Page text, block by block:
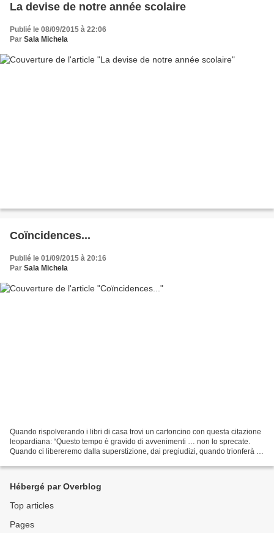
La devise de notre année scolaire
Publié le 08/09/2015 à 22:06
Par Sala Michela
Coïncidences...
Publié le 01/09/2015 à 20:16
Par Sala Michela
Quando rispolverando i libri di casa trovi un cartoncino con questa citazione
leopardiana: “Questo tempo è gravido di avvenimenti … non lo sprecate.
Quando ci libereremo dalla superstizione, dai pregiudizi, quando trionferà la
Hébergé par Overblog
Top articles
Pages